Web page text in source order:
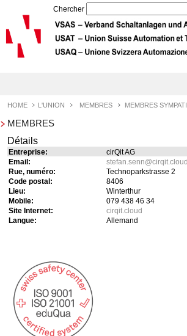
Chercher
Agenda
Label de qualité USAT
Prestations
L'Union
Profil de l'Union
Objectifs de l'Union
Membres
Statuts USAT
Postes ouvertes
HOME L'UNION MEMBRES MEMBRES
MEMBRES
Détails
Entreprise:
cirQit AG
Email:
stefan.senn@cirqit.cloud
Rue, numéro:
Technoparkstrasse 2
Code postal:
8406
Lieu:
Winterthur
Mobile:
079 438 46 34
Site Internet:
cirqit.cloud
Langue:
Allemand